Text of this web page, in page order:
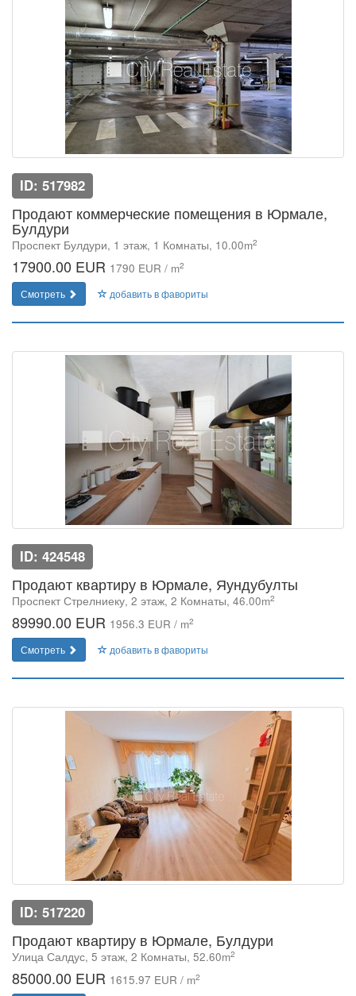
ID: 517982
Продают коммерческие помещения в Юрмале,
Булдури
Проспект Булдури, 1 этаж, 1 Комнаты, 10.00m2
17900.00 EUR 1790 EUR / m2
Смотреть добавить в фавориты
ID: 424548
Продают квартиру в Юрмале, Яундубулты
Проспект Стрелниеку, 2 этаж, 2 Комнаты, 46.00m2
89990.00 EUR 1956.3 EUR / m2
Смотреть добавить в фавориты
ID: 517220
Продают квартиру в Юрмале, Булдури
Улица Салдус, 5 этаж, 2 Комнаты, 52.60m2
85000.00 EUR 1615.97 EUR / m2